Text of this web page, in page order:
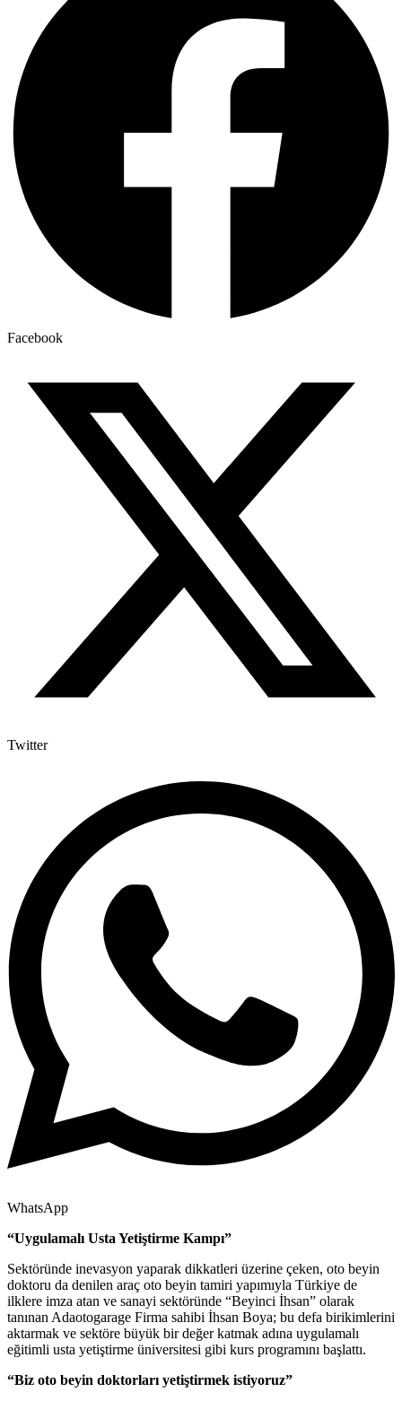
Facebook
Twitter
WhatsApp
“Uygulamalı Usta Yetiştirme Kampı”
Sektöründe inevasyon yaparak dikkatleri üzerine çeken, oto beyin
doktoru da denilen araç oto beyin tamiri yapımıyla Türkiye de
ilklere imza atan ve sanayi sektöründe “Beyinci İhsan” olarak
tanınan Adaotogarage Firma sahibi İhsan Boya; bu defa birikimlerini
aktarmak ve sektöre büyük bir değer katmak adına uygulamalı
eğitimli usta yetiştirme üniversitesi gibi kurs programını başlattı.
“Biz oto beyin doktorları yetiştirmek istiyoruz”